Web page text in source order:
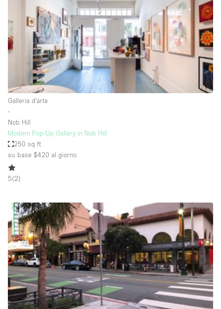
Spazio pubblicitario
Spazio unico
Stand / Bancarella
Stand / Chiosco / Stand
Studio fotografico / riprese
Terrazzo
Dotazioni dello spazio
Ampia Porta d'Ingresso
Animals Friendly
Aria condizionata
Arredamento
Ascensore
Attaccapanni
Attrezzature da ufficio
Galleria d'arte
∙
Nob Hill
Modern Pop-Up Gallery in Nob Hill
250 sq ft
su base $420 al giorno
5(2)